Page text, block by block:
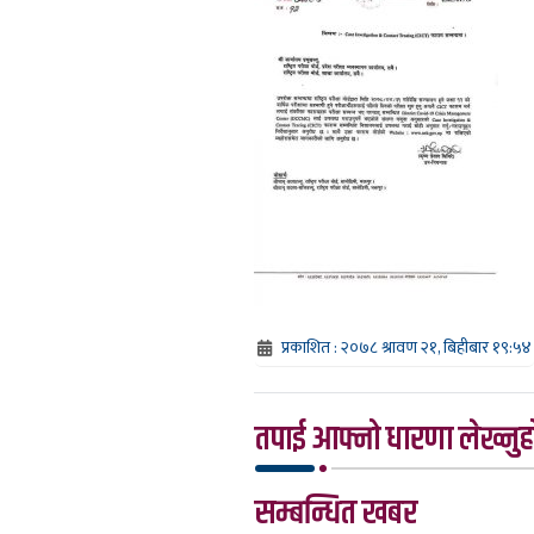
प्रकाशित : २०७८ श्रावण २१, बिहीबार १९:५४
तपाई आफ्नो धारणा
सम्बन्धित खबर